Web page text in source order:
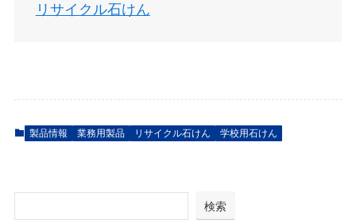
リサイクル石けん
製品情報 業務用製品 リサイクル石けん 学校用石けん
検索